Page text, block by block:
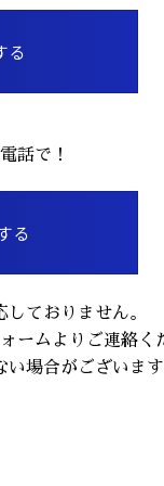
る
話で！
る
ておりません。
ームよりご連絡く
場合がございます